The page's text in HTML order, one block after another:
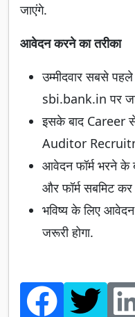
जाएंगे.
आवेदन करने का तरीका
उम्मीदवार सबसे
sbi.bank.in पर
इसके बाद Career
Auditor
आवेदन फॉर्म भरने के
और फॉर्म सबमिट
भविष्य के लिए
जरूरी होगा.